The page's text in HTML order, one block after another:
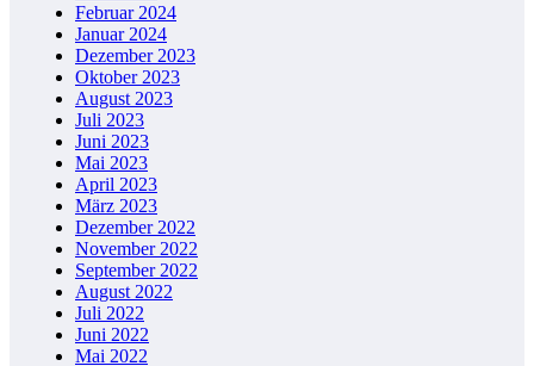
Februar 2024
Januar 2024
Dezember 2023
Oktober 2023
August 2023
Juli 2023
Juni 2023
Mai 2023
April 2023
März 2023
Dezember 2022
November 2022
September 2022
August 2022
Juli 2022
Juni 2022
Mai 2022